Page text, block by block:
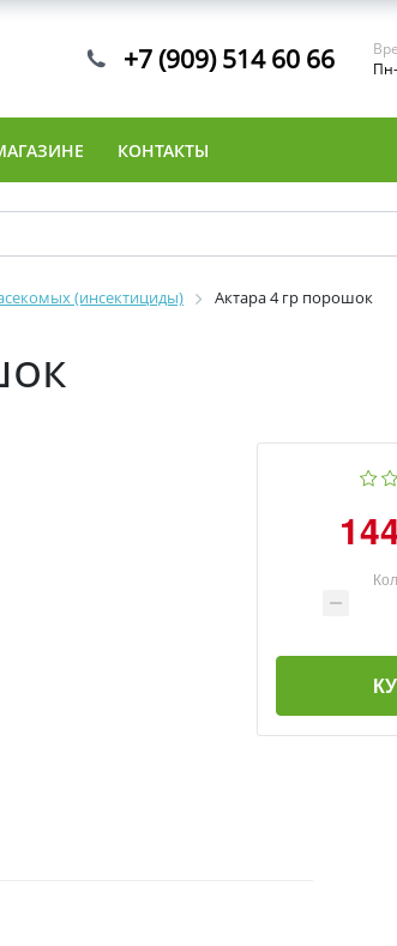
+7 (909) 514 60 66
КОНТАКТЫ
(инсектициды) Актара 4 гр порошок